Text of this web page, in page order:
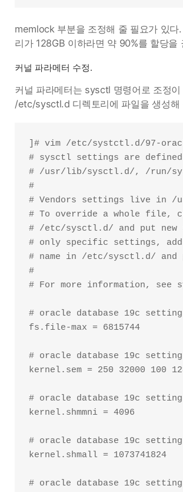
memlock 부분을 조정해 줄 필요가 있다
리가 128GB 이하라면 약 90%를 할당을
커널 파라메터 수정.
커널 파라메터는 sysctl 명령어로 조정
/etc/sysctl.d 디렉토리에 파일을 생성해
]# vim /etc/systctl.d/97-
# sysctl settings are
# /usr/lib/sysctl.d/, /run/
#
# Vendors settings live in
# To override a whole file,
# /etc/sysctl.d/ and put
# only specific settings,
# name in /etc/sysctl.d/ and
#
# For more information,
# oracle database 19c
fs.file-max = 6815744
# oracle database 19c
kernel.sem = 250 32000 100
# oracle database 19c
kernel.shmmni = 4096
# oracle database 19c
kernel.shmall = 1073741824
# oracle database 19c setting